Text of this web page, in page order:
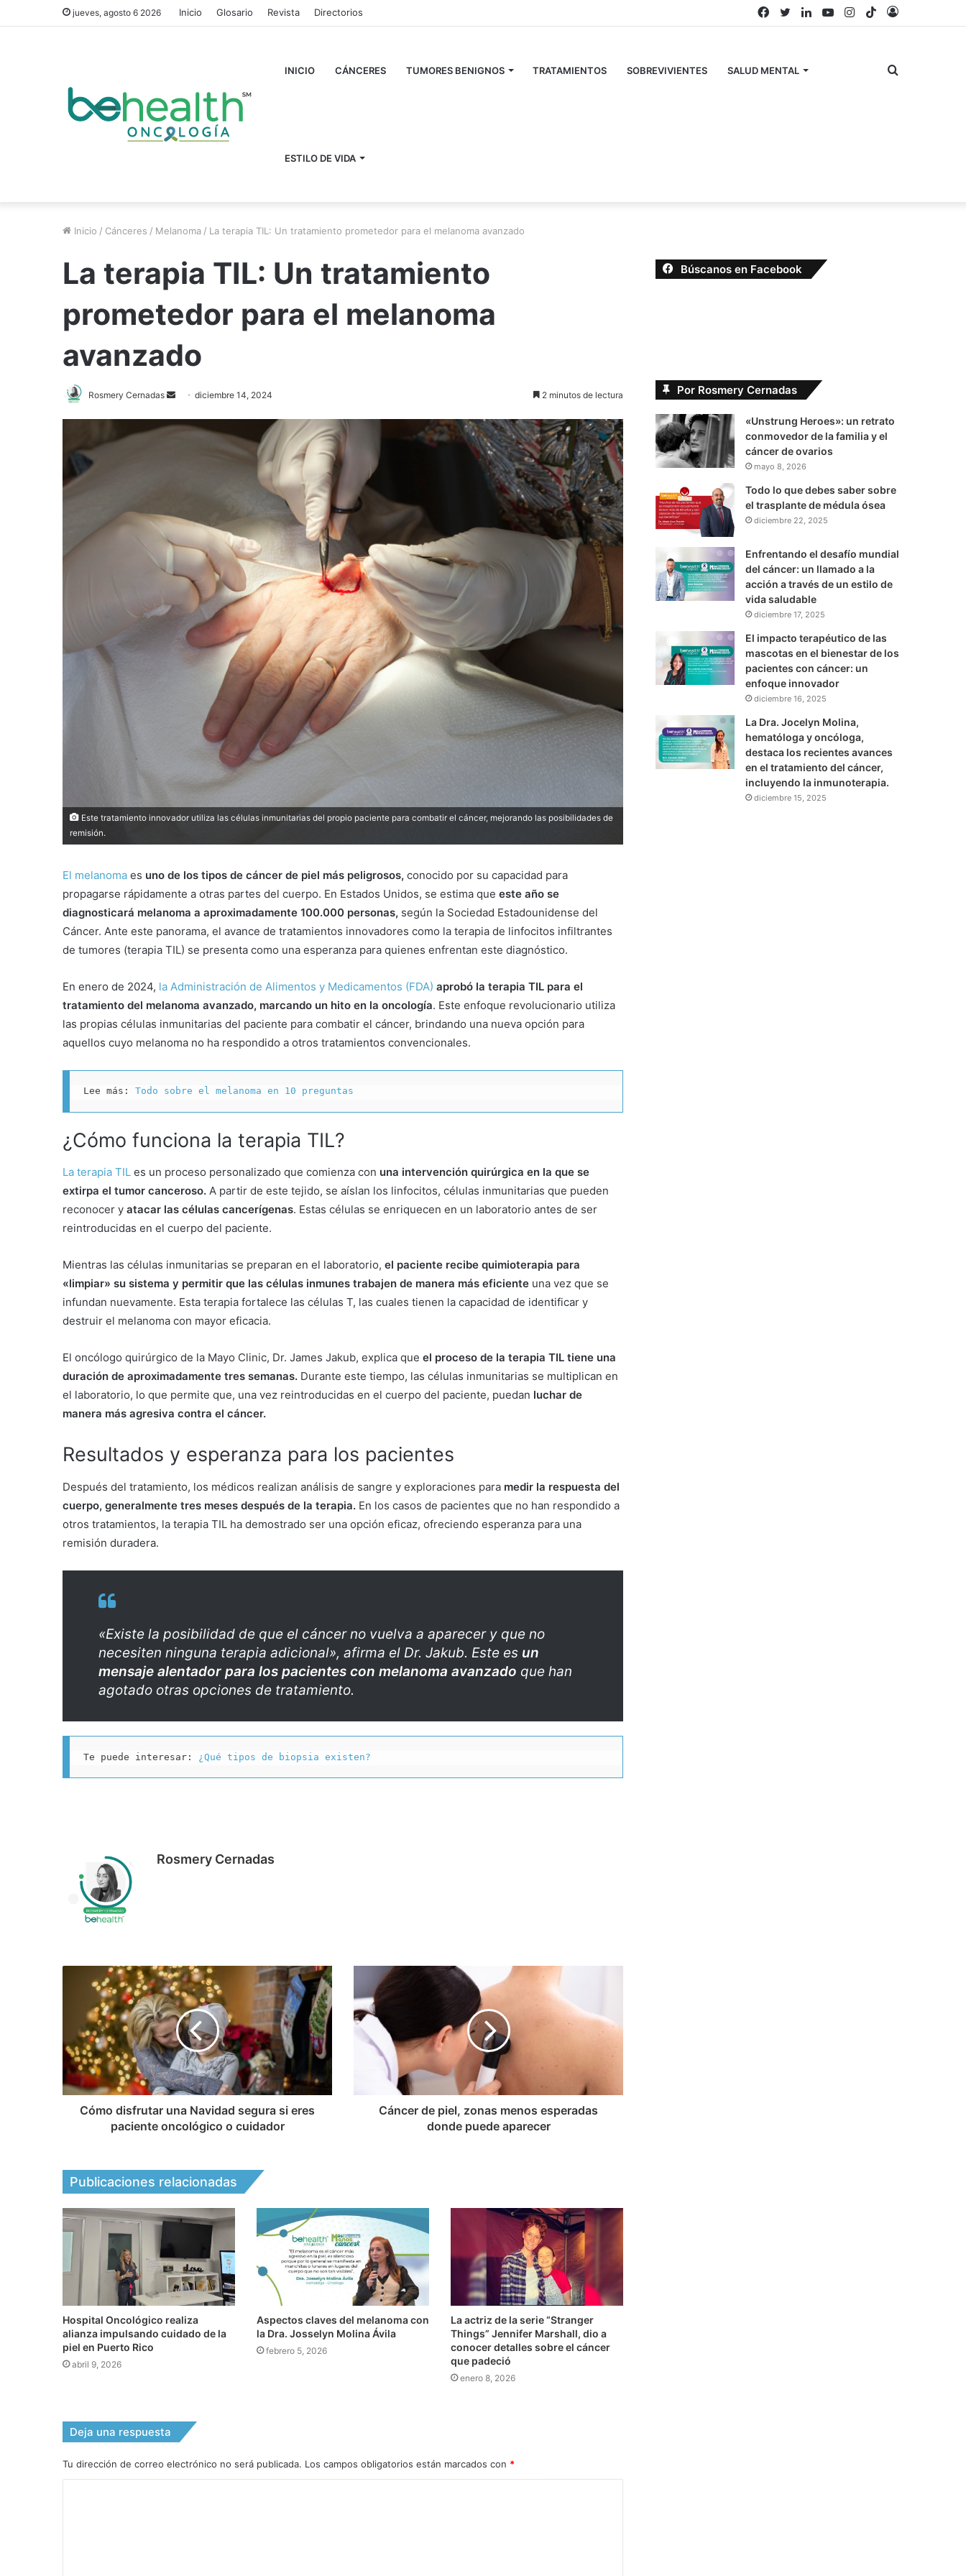
jueves, agosto 6 2026 Inicio Glosario Revista Directorios TikTok
Instagram
YouTube
LinkedIn
Twitter
Facebook
INICIO CÁNCERES TUMORES BENIGNOS TRATAMIENTOS SOBREVIVIENTES SALUD MENTAL
ESTILO DE VIDA
Buscar
Inicio / Cánceres / Melanoma / La terapia TIL: Un tratamiento prometedor para el melanoma avanzado
La terapia TIL: Un tratamiento
prometedor para el melanoma
avanzado
Rosmery Cernadas
n
m
diciembre 14, 2024 2 minutos de lectura
Este tratamiento innovador utiliza las células inmunitarias del propio paciente para combatir el cáncer, mejorando las posibilidades de
remisión.
El melanoma es uno de los tipos de cáncer de piel más peligrosos, conocido por su capacidad para
propagarse rápidamente a otras partes del cuerpo. En Estados Unidos, se estima que este año se
diagnosticará melanoma a aproximadamente 100.000 personas, según la Sociedad Estadounidense del
Cáncer. Ante este panorama, el avance de tratamientos innovadores como la terapia de linfocitos infiltrantes
de tumores (terapia TIL) se presenta como una esperanza para quienes enfrentan este diagnóstico.
En enero de 2024, la Administración de Alimentos y Medicamentos (FDA) aprobó la terapia TIL para el
tratamiento del melanoma avanzado, marcando un hito en la oncología. Este enfoque revolucionario utiliza
las propias células inmunitarias del paciente para combatir el cáncer, brindando una nueva opción para
aquellos cuyo melanoma no ha respondido a otros tratamientos convencionales.
Lee más: Todo sobre el melanoma en 10 preguntas
¿Cómo funciona la terapia TIL?
La terapia TIL es un proceso personalizado que comienza con una intervención quirúrgica en la que se
extirpa el tumor canceroso. A partir de este tejido, se aíslan los linfocitos, células inmunitarias que pueden
reconocer y atacar las células cancerígenas. Estas células se enriquecen en un laboratorio antes de ser
reintroducidas en el cuerpo del paciente.
Mientras las células inmunitarias se preparan en el laboratorio, el paciente recibe quimioterapia para
«limpiar» su sistema y permitir que las células inmunes trabajen de manera más eficiente una vez que se
infundan nuevamente. Esta terapia fortalece las células T, las cuales tienen la capacidad de identificar y
destruir el melanoma con mayor eficacia.
El oncólogo quirúrgico de la Mayo Clinic, Dr. James Jakub, explica que el proceso de la terapia TIL tiene una
duración de aproximadamente tres semanas. Durante este tiempo, las células inmunitarias se multiplican en
el laboratorio, lo que permite que, una vez reintroducidas en el cuerpo del paciente, puedan luchar de
manera más agresiva contra el cáncer.
Resultados y esperanza para los pacientes
Después del tratamiento, los médicos realizan análisis de sangre y exploraciones para medir la respuesta del
cuerpo, generalmente tres meses después de la terapia. En los casos de pacientes que no han respondido a
otros tratamientos, la terapia TIL ha demostrado ser una opción eficaz, ofreciendo esperanza para una
remisión duradera.
«Existe la posibilidad de que el cáncer no vuelva a aparecer y que no
necesiten ninguna terapia adicional», afirma el Dr. Jakub. Este es un
mensaje alentador para los pacientes con melanoma avanzado que han
agotado otras opciones de tratamiento.
Te puede interesar: ¿Qué tipos de biopsia existen?
Rosmery Cernadas
Cómo disfrutar una Navidad segura si eres
paciente oncológico o cuidador
Cáncer de piel, zonas menos esperadas
donde puede aparecer
Publicaciones relacionadas
Hospital Oncológico realiza
alianza impulsando cuidado de la
piel en Puerto Rico
abril 9, 2026
Aspectos claves del melanoma con
la Dra. Josselyn Molina Ávila
febrero 5, 2026
La actriz de la serie “Stranger
Things” Jennifer Marshall, dio a
conocer detalles sobre el cáncer
que padeció
enero 8, 2026
Deja una respuesta
Tu dirección de correo electrónico no será publicada. Los campos obligatorios están marcados con *
Búscanos en Facebook
Por Rosmery Cernadas
«Unstrung Heroes»: un retrato
conmovedor de la familia y el
cáncer de ovarios
mayo 8, 2026
Todo lo que debes saber sobre
el trasplante de médula ósea
diciembre 22, 2025
Enfrentando el desafío mundial
del cáncer: un llamado a la
acción a través de un estilo de
vida saludable
diciembre 17, 2025
El impacto terapéutico de las
mascotas en el bienestar de los
pacientes con cáncer: un
enfoque innovador
diciembre 16, 2025
La Dra. Jocelyn Molina,
hematóloga y oncóloga,
destaca los recientes avances
en el tratamiento del cáncer,
incluyendo la inmunoterapia.
diciembre 15, 2025